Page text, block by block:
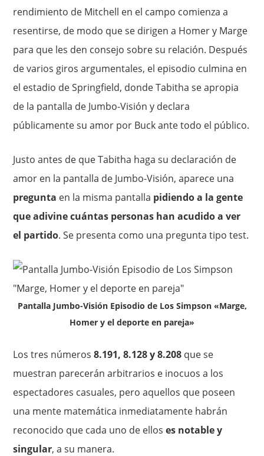
rendimiento de Mitchell en el campo comienza a
resentirse, de modo que se dirigen a Homer y Marge
para que les den consejo sobre su relación. Después
de varios giros argumentales, el episodio culmina en
el estadio de Springfield, donde Tabitha se apropia
de la pantalla de Jumbo-Visión y declara
públicamente su amor por Buck ante todo el público.
Justo antes de que Tabitha haga su declaración de
amor en la pantalla de Jumbo-Visión, aparece una
pregunta en la misma pantalla pidiendo a la gente
que adivine cuántas personas han acudido a ver
el partido. Se presenta como una pregunta tipo test.
Pantalla Jumbo-Visión Episodio de Los Simpson «Marge,
Homer y el deporte en pareja»
Los tres números8.191, 8.128 y 8.208 que se
muestran parecerán arbitrarios e inocuos a los
espectadores casuales, pero aquellos que poseen
una mente matemática inmediatamente habrán
reconocido que cada uno de elloses notable y
singular, a su manera.